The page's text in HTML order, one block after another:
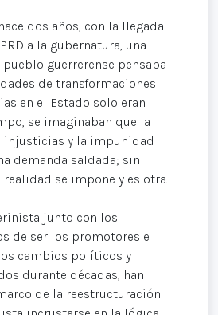
dos años, con la llegada
a la gubernatura, una
guerrerense pensaba
de transformaciones
en el Estado solo eran
se imaginaban que la
injusticias y la impunidad
demanda saldada; sin
realidad se impone y es otra.
junto con los
de ser los promotores e
cambios políticos y
durante décadas, han
de la reestructuración